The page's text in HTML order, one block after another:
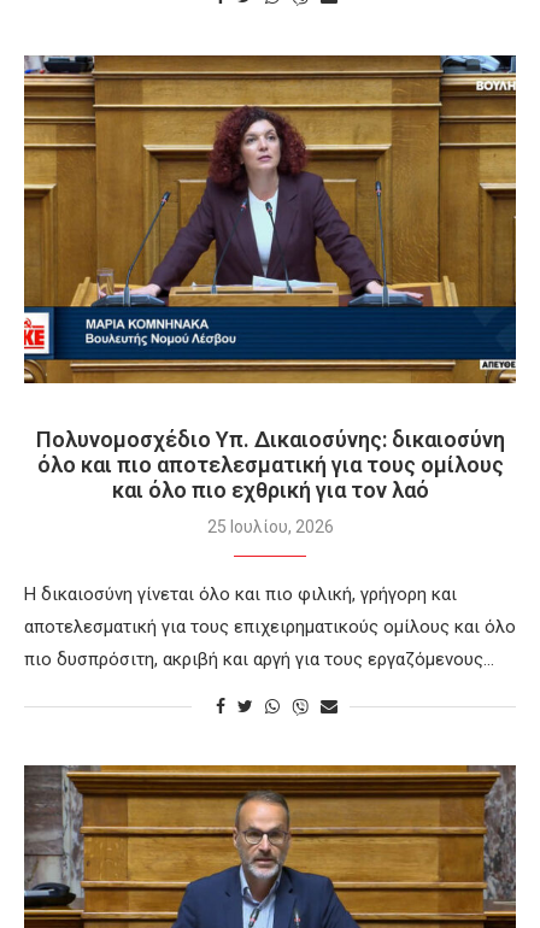
Πολυνομοσχέδιο Υπ. Δικαιοσύνης: δικαιοσύνη
όλο και πιο αποτελεσματική για τους ομίλους
και όλο πιο εχθρική για τον λαό
25 Ιουλίου, 2026
Η δικαιοσύνη γίνεται όλο και πιο φιλική, γρήγορη και
αποτελεσματική για τους επιχειρηματικούς ομίλους και όλο
πιο δυσπρόσιτη, ακριβή και αργή για τους εργαζόμενους…